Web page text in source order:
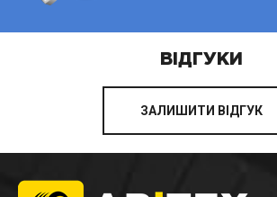
ВІДГУКИ
ЗАЛИШИТИ ВІДГУК